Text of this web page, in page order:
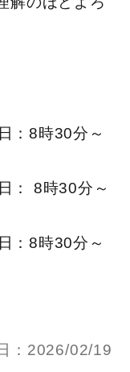
：8時30分～
： 8時30分～
：8時30分～
：2026/02/19